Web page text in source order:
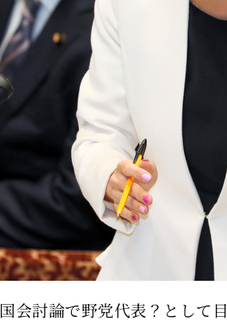
国会討論で野党代表？として